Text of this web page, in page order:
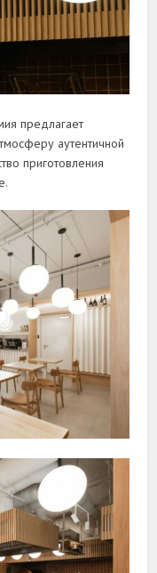
предлагает
аутентичной
приготовления